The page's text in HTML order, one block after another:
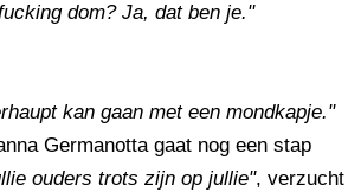
dom? Ja, dat ben je."
kan gaan met een mondkapje."
Germanotta gaat nog een stap
ouders trots zijn op jullie", verzucht